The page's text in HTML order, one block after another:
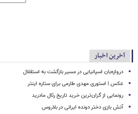
آخرین اخبار
دروازه‌بان اسپانیایی در مسیر بازگشت به استقلال
عکس | استوری مهدی طارمی برای ستاره اینتر
رونمایی از گران‌ترین خرید تاریخ رئال مادرید
آتش بازی دختر دونده ایرانی در بلاروس